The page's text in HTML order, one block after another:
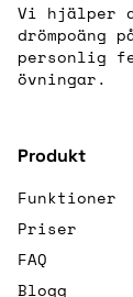
Vi hjälper
drömpoäng
personlig
övningar.
Produkt
Funktioner
Priser
FAQ
Blogg